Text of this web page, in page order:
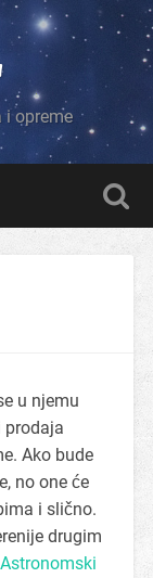
i opreme
u njemu
prodaja
Ako bude
no one će
i slično.
drugim
Astronomski